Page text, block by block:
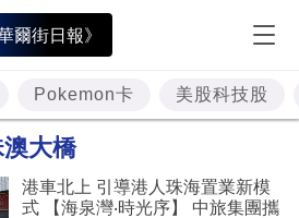
爾街日報》
Pokemon卡 美股科技股
大橋
港車北上 引導港人珠海置業新模
式 【海泉灣‧時光序】 中旅集團攜